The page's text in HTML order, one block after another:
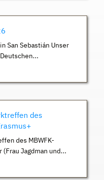
San Sebastián Unser
des
des MBWFK-
Jagdman und...